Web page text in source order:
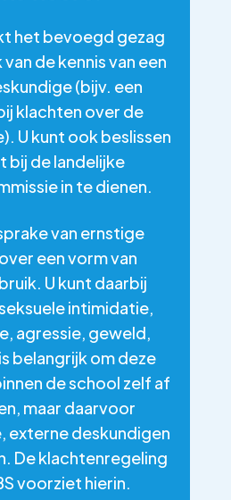
het bevoegd gezag
de kennis van een
(bijv. een
klachten over de
U kunt ook beslissen
bij de landelijke
in te dienen.
van ernstige
een vorm van
U kunt daarbij
intimidatie,
agressie, geweld,
belangrijk om deze
de school zelf af
maar daarvoor
externe deskundigen
De klachtenregeling
voorziet hierin.